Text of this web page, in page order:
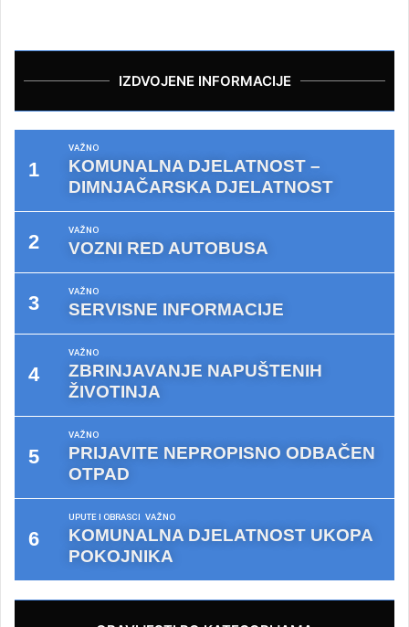
IZDVOJENE INFORMACIJE
VAŽNO
KOMUNALNA DJELATNOST –
DIMNJAČARSKA DJELATNOST
VAŽNO
VOZNI RED AUTOBUSA
VAŽNO
SERVISNE INFORMACIJE
VAŽNO
ZBRINJAVANJE NAPUŠTENIH
ŽIVOTINJA
VAŽNO
PRIJAVITE NEPROPISNO ODBAČEN
OTPAD
UPUTE I OBRASCI VAŽNO
KOMUNALNA DJELATNOST UKOPA
POKOJNIKA